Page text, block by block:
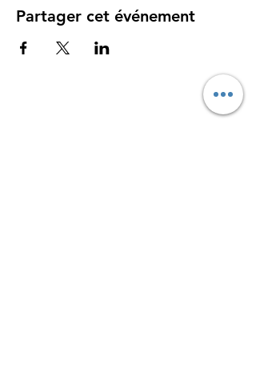
Partager cet événement